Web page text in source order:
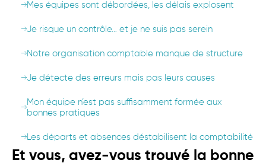
Mes équipes sont débordées, les délais explosent
Je risque un contrôle… et je ne suis pas serein
Notre organisation comptable manque de structure
Je détecte des erreurs mais pas leurs causes
Mon équipe n’est pas suffisamment formée aux
bonnes pratiques
Les départs et absences déstabilisent la comptabilité
Et vous, avez-vous trouvé la bonne